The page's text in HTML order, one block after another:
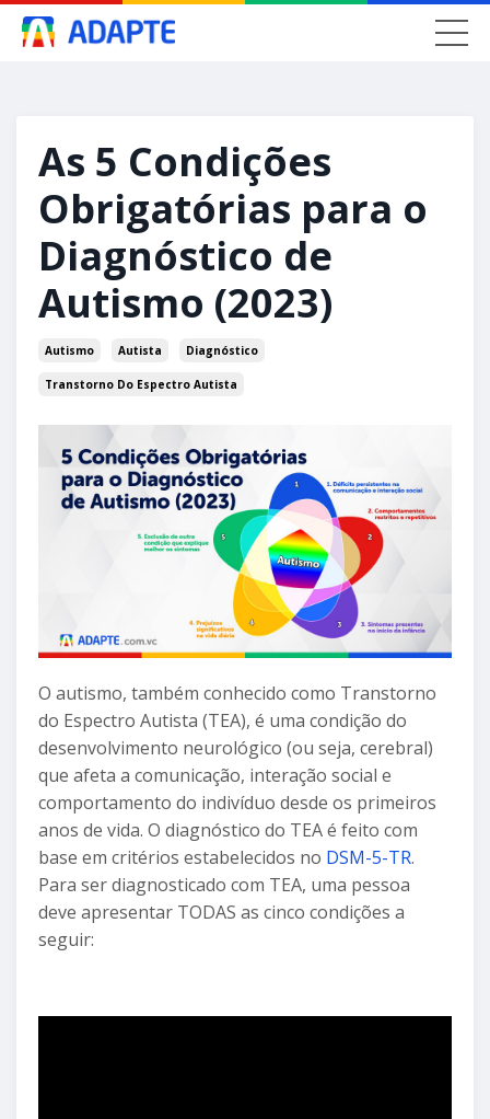
As 5 Condições
Obrigatórias para o
Diagnóstico de
Autismo (2023)
Autismo Autista Diagnóstico
Transtorno Do Espectro Autista
O autismo, também conhecido como Transtorno
do Espectro Autista (TEA), é uma condição do
desenvolvimento neurológico (ou seja, cerebral)
que afeta a comunicação, interação social e
comportamento do indivíduo desde os primeiros
anos de vida. O diagnóstico do TEA é feito com
base em critérios estabelecidos no DSM-5-TR.
Para ser diagnosticado com TEA, uma pessoa
deve apresentar TODAS as cinco condições a
seguir: